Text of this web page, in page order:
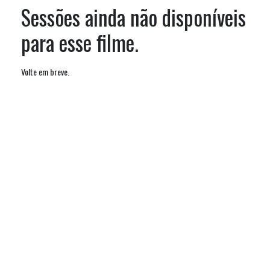
Sessões ainda não disponíveis
para esse filme.
Volte em breve.